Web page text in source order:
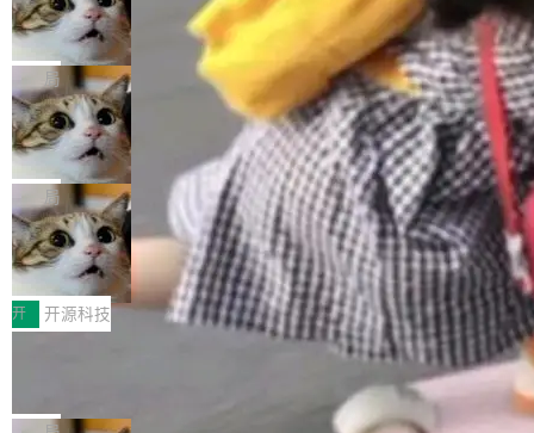
nt智能测试系统入选AI测试领域代表产品。对CI
O而言，这提示了一个转变：AI测试正在从效率
工具升级为企业的质量基础设施。 CIO面对的新
现实 过去两年，CIO们的焦虑清单上多了两项：
一是如何让大模型和智能体应用安全地从PoC走
向生产，二是如何让测试团队跟得上AI应用...
（sum type）。但他说清楚了一件事：这不是类
型系统的学术体操，是日常编码的思维方式。 文
章从一个简单的例子切入。一个网站的深色主题
设置，如果用布尔值 + 可空字段来表示——bool
ean 表示是否可切换，nullable 的默认模式、浅
色方案、深色方案——会产生大量无意义的组
合。方案缺了、配置冲突了、全 null 了。要知道
哪些组合有效，作者说，你得靠"文档、校验、或
者部落知识"。 换个写法。Rust 的 enum，两个
变体：Switchable...
Cloudflare 开源内部企业 AI 平台 Clou
dflare OS
Cloudflare 发布了一个开源项目 Cloudflare O
S。如果你只看官方博客，你会觉得这是又一
个"AI 知识库 + 聊天机器人"——每个大厂都在
做，没什么新鲜的。 但 Kenton Varda 在 Twitte
r 上把事情说清楚了： 今天我们发布了 Cloudfla
re OS，一个带连接器的聊天机器人，跟其他所
有科技公司做的一样。只不过，实际上它不一
样。这是 Sandstorm.io 的重制版，我十年前的
那个创业公司。不同的是，这次它构建在 Cloudf
lare Workers 上——我花了九年时间搭建的平台
——并且深度集成了 AI。这基本上是我十年秘密
局
Deno 团队开源 Celld，可自托管的分
布式 Durable Objects
Ryan Dahl 领导的 Deno 团队推出了最新开源项
目 Celld，一个能在自己机器上运行 Cloudflare
Workers 和 Durable Objects 的守护进程。 设
计思路很直接：每个对象是一个独立的 SQLite
数据库，按名称寻址，复制到你自己的 S3 兼容
存储库里。节点之间只通过这个存储库协调——
没有控制平面，没有共识协议。每个对象自带一
个小型数据库，应用天然按分片构建，单个数据
库的竞争和爆炸半径问题在设计层面就被消除
了。 闲置的 cell 会休眠到几乎不占资源。当 cel
局
鲁大师7月新机性能/流畅/AI榜：vivo夺
性能、流畅双第一，三星Galaxy Z系列
新折叠缺席
2026年7月的手机市场，由于存储等硬件成本暴
增，手机厂商的日子也不好过啊，新机速度明显
放缓，因此硝烟味淡了许多。新机参数规格除开
Fold8 / Z Flip8）外，其余要么是中低端机器，
例如iQOO Z11i、REDMI Note 17、REDMI No
开 开源科技
Zed 编辑器团队发布了新项目——DeltaDB，一
个在 git commit 之间记录每一次编辑操作的版